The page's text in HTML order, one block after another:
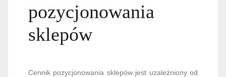
pozycjonowania
sklepów
Cennik pozycjonowania sklepów jest uzależniony od